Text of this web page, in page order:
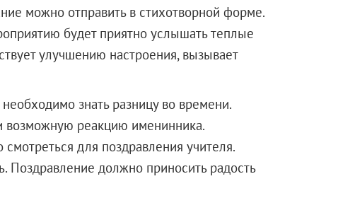
можно отправить в стихотворной форме.
будет приятно услышать теплые
улучшению настроения, вызывает
знать разницу во времени.
возможную реакцию именинника.
для поздравления учителя.
Поздравление должно приносить радость